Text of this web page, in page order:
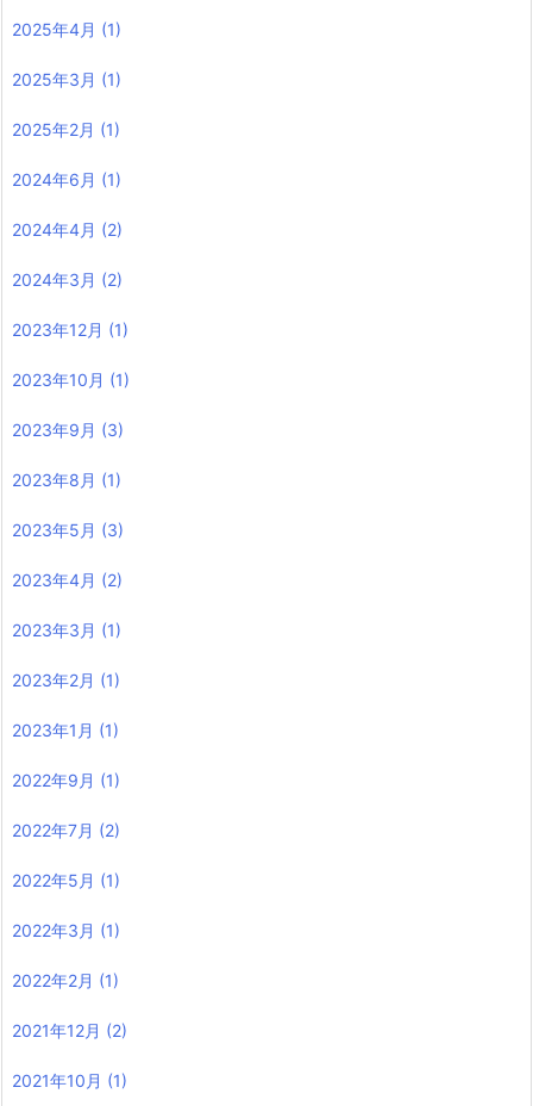
2025年4月 (1)
2025年3月 (1)
2025年2月 (1)
2024年6月 (1)
2024年4月 (2)
2024年3月 (2)
2023年12月 (1)
2023年10月 (1)
2023年9月 (3)
2023年8月 (1)
2023年5月 (3)
2023年4月 (2)
2023年3月 (1)
2023年2月 (1)
2023年1月 (1)
2022年9月 (1)
2022年7月 (2)
2022年5月 (1)
2022年3月 (1)
2022年2月 (1)
2021年12月 (2)
2021年10月 (1)